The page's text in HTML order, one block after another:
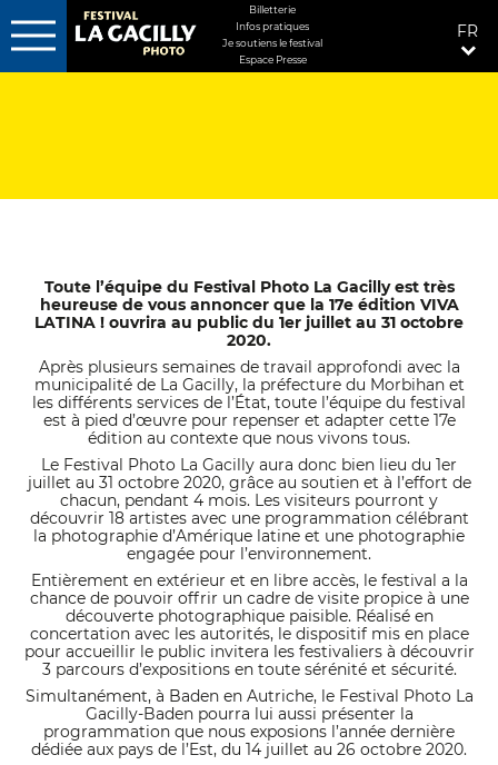
Aller
MENU
FIXÉ
DROITE
Billetterie
Infos pratiques
Je soutiens le festival
Espace Presse
FR
Toute l’équipe du Festival Photo La Gacilly est très
heureuse de vous annoncer que la 17e édition VIVA
LATINA ! ouvrira au public du 1er juillet au 31 octobre
2020.
Après plusieurs semaines de travail approfondi avec la
municipalité de La Gacilly, la préfecture du Morbihan et
les différents services de l’État, toute l’équipe du festival
est à pied d’œuvre pour repenser et adapter cette 17e
édition au contexte que nous vivons tous.
Le Festival Photo La Gacilly aura donc bien lieu du 1er
juillet au 31 octobre 2020, grâce au soutien et à l’effort de
chacun, pendant 4 mois. Les visiteurs pourront y
découvrir 18 artistes avec une programmation célébrant
la photographie d’Amérique latine et une photographie
engagée pour l’environnement.
Entièrement en extérieur et en libre accès, le festival a la
chance de pouvoir offrir un cadre de visite propice à une
découverte photographique paisible. Réalisé en
concertation avec les autorités, le dispositif mis en place
pour accueillir le public invitera les festivaliers à découvrir
3 parcours d’expositions en toute sérénité et sécurité.
Simultanément, à Baden en Autriche, le Festival Photo La
Gacilly-Baden pourra lui aussi présenter la
programmation que nous exposions l’année dernière
dédiée aux pays de l’Est, du 14 juillet au 26 octobre 2020.